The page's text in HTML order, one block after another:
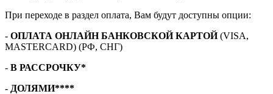
При переходе в раздел оплата, Вам будут доступны опции:
- ОПЛАТА ОНЛАЙН БАНКОВСКОЙ КАРТОЙ(VISA,
MASTERCARD) (РФ, СНГ)
- В РАССРОЧКУ*
- ДОЛЯМИ****